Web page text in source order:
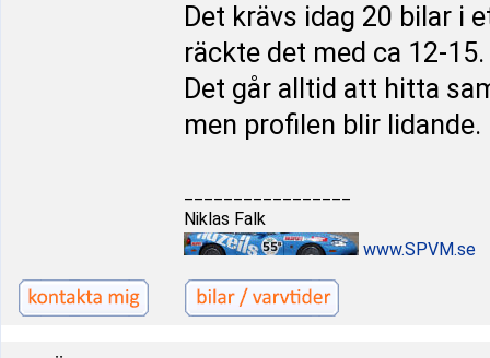
Det krävs idag 20 bilar i
räckte det med ca 12-15.
Det går alltid att hitta
men profilen blir lidande.
Niklas Falk
www.SPVM.se